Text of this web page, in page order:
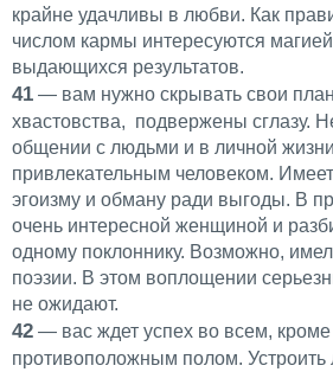
крайне удачливы в любви. Как
числом кармы интересуются
выдающихся результатов.
41 — вам нужно скрывать свои
хвастовства, подвержены сглазу.
общении с людьми и в личной
привлекательным человеком.
эгоизму и обману ради выгоды. В
очень интересной женщиной и
одному поклоннику. Возможно,
поэзии. В этом воплощении
не ожидают.
42 — вас ждет успех во всем,
противоположным полом.